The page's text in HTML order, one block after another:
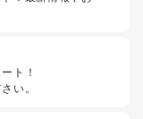
ト！
い。